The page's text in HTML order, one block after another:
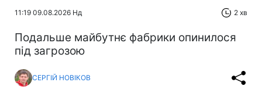
11:19 09.08.2026 Нд 2 хв
Подальше майбутнє фабрики опинилося
під загрозою
СЕРГІЙ НОВІКОВ